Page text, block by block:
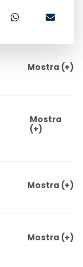
Mostra (+)
Mostra
(+)
Mostra (+)
Mostra (+)